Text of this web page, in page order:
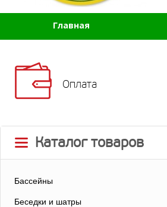
Главная
Оплата
Каталог товаров
Бассейны
Беседки и шатры